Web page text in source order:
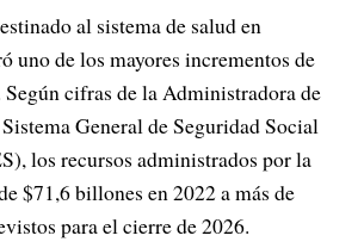
al sistema de salud en
uno de los mayores incrementos de
cifras de la Administradora de
General de Seguridad Social
los recursos administrados por la
$71,6 billones en 2022 a más de
para el cierre de 2026.